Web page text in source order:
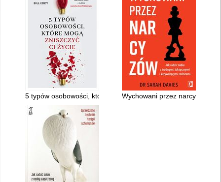
5 typów osobowości, które mogą zniszczyć ci życie
Wychowani przez narcyzów